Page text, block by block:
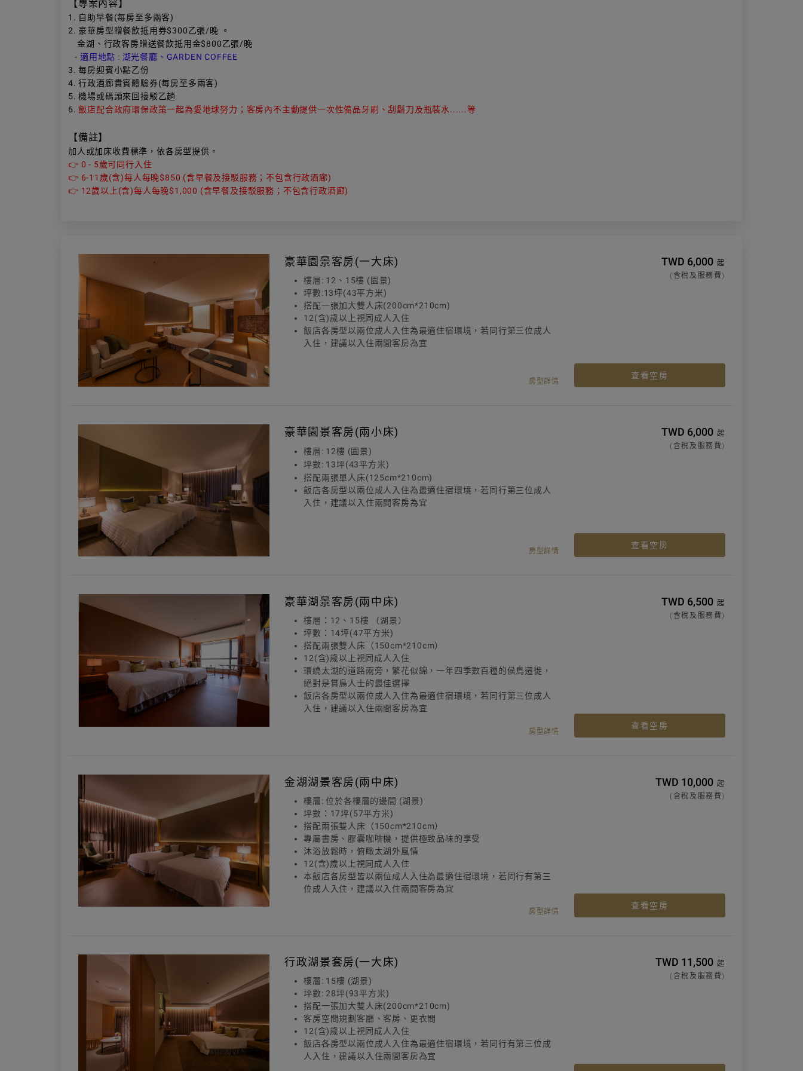
【專案內容】
1. 自助早餐(每房至多兩客)
2. 豪華房型贈餐飲抵用券$300乙張/晚 。
金湖、行政客房贈送餐飲抵用金$800乙張/晚
-適用地點 : 湖光餐廳、GARDEN COFFEE
3. 每房迎賓小點乙份
4.行政酒廊貴賓體驗券(每房至多兩客)
5.機場或碼頭來回接駁乙趟
6.飯店配合政府環保政策一起為愛地球努力；客房內不主動提供一次性備品牙刷、刮鬍刀及瓶裝水......等
【備註】
加人或加床收費標準，依各房型提供。
👉 0 - 5歲可同行入住
👉 6-11歲(含)每人每晚$850 (含早餐及接駁服務；不包含行政酒廊)
👉 12歲以上(含)每人每晚$1,000 (含早餐及接駁服務；不包含行政酒廊)
豪華園景客房(一大床)
樓層: 12、15樓 (園景)
坪數:13坪(43平方米)
搭配一張加大雙人床(200cm*210cm)
12(含)歲以上視同成人入住
飯店各房型以兩位成人入住為最適住宿環境，若同行第三位成人
入住，建議以入住兩間客房為宜
房型詳情
TWD 6,000 起
(含稅及服務費)
查看空房
豪華園景客房(兩小床)
樓層: 12樓 (園景)
坪數: 13坪(43平方米)
搭配兩張單人床(125cm*210cm)
飯店各房型以兩位成人入住為最適住宿環境，若同行第三位成人
入住，建議以入住兩間客房為宜
房型詳情
TWD 6,000 起
(含稅及服務費)
查看空房
豪華湖景客房(兩中床)
樓層：12、15樓 （湖景）
坪數：14坪(47平方米)
搭配兩張雙人床（150cm*210cm）
12(含)歲以上視同成人入住
環繞太湖的道路兩旁，繁花似錦，一年四季數百種的侯鳥遷徙，
絕對是賞鳥人士的最佳選擇
飯店各房型以兩位成人入住為最適住宿環境，若同行第三位成人
入住，建議以入住兩間客房為宜
房型詳情
TWD 6,500 起
(含稅及服務費)
查看空房
金湖湖景客房(兩中床)
樓層: 位於各樓層的邊間 (湖景)
坪數：17坪(57平方米)
搭配兩張雙人床（150cm*210cm）
專屬書房、膠囊咖啡機，提供極致品味的享受
沐浴放鬆時，俯瞰太湖外風情
12(含)歲以上視同成人入住
本飯店各房型皆以兩位成人入住為最適住宿環境，若同行有第三
位成人入住，建議以入住兩間客房為宜
房型詳情
TWD 10,000 起
(含稅及服務費)
查看空房
行政湖景套房(一大床)
樓層: 15樓 (湖景)
坪數: 28坪(93平方米)
搭配一張加大雙人床(200cm*210cm)
客房空間規劃客廳、客房、更衣間
12(含)歲以上視同成人入住
飯店各房型以兩位成人入住為最適住宿環境，若同行有第三位成
人入住，建議以入住兩間客房為宜
TWD 11,500 起
(含稅及服務費)